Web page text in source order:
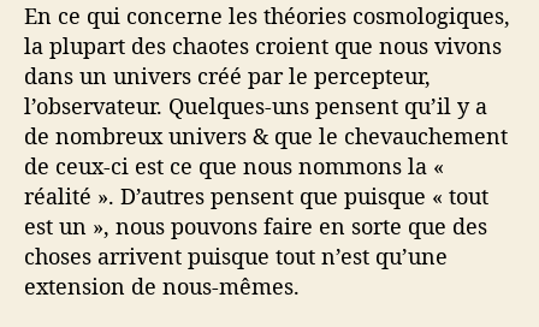
En ce qui concerne les théories cosmologiques,
la plupart des chaotes croient que nous vivons
dans un univers créé par le percepteur,
l’observateur. Quelques-uns pensent qu’il y a
de nombreux univers & que le chevauchement
de ceux-ci est ce que nous nommons la «
réalité ». D’autres pensent que puisque « tout
est un », nous pouvons faire en sorte que des
choses arrivent puisque tout n’est qu’une
extension de nous-mêmes.